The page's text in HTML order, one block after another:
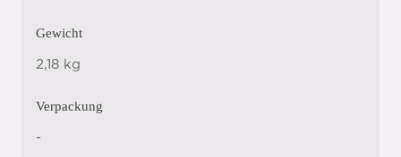
Gewicht
2,18 kg
Verpackung
-